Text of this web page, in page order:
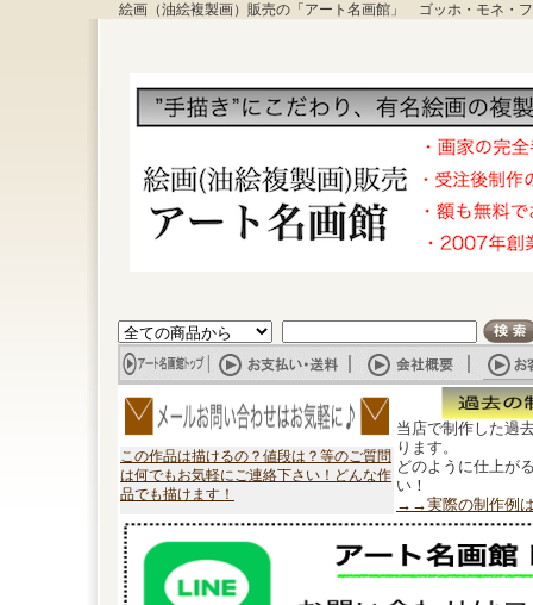
絵画（油絵複製画）販売の「アート名画館」 ゴッホ・モネ・
この作品は描けるの？値段は？等のご質問
は何でもお気軽にご連絡下さい！どんな作
品でも描けます！
当店で制作した過
ります。
どのように仕上が
い！
→→実際の制作例